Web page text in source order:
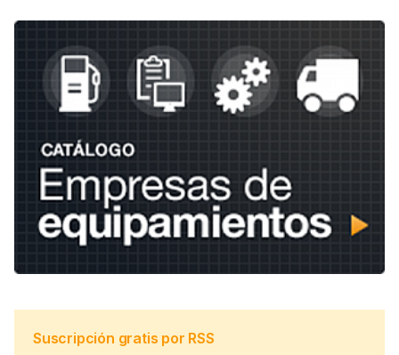
Suscripción gratis por RSS